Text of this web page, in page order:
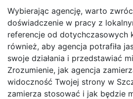
Wybierając agencję, warto
doświadczenie w pracy z
referencje od dotychczasowych
również, aby agencja potrafiła
swoje działania i przedstawiać
Zrozumienie, jak agencja
widoczność Twojej strony w
zamierza stosować i jak będzie